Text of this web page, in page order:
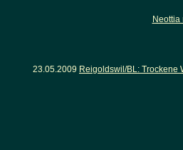
Neottia
23.05.2009 Reigoldswil/BL: Trockene